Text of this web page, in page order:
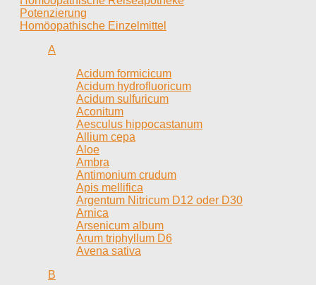
Potenzierung
Homöopathische Einzelmittel
A
Acidum formicicum
Acidum hydrofluoricum
Acidum sulfuricum
Aconitum
Aesculus hippocastanum
Allium cepa
Aloe
Ambra
Antimonium crudum
Apis mellifica
Argentum Nitricum D12 oder D30
Arnica
Arsenicum album
Arum triphyllum D6
Avena sativa
B